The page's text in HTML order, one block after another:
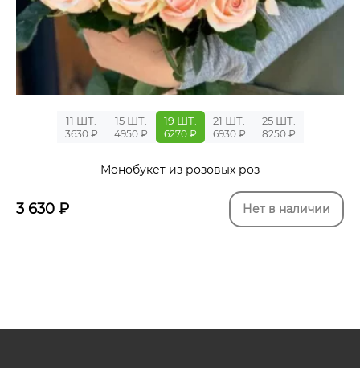
11 ШТ.
3630 ₽
15 ШТ.
4950 ₽
19 ШТ.
6270 ₽
21 ШТ.
6930 ₽
25 ШТ.
8250 ₽
Монобукет из розовых роз
3 630 ₽ Нет в наличии